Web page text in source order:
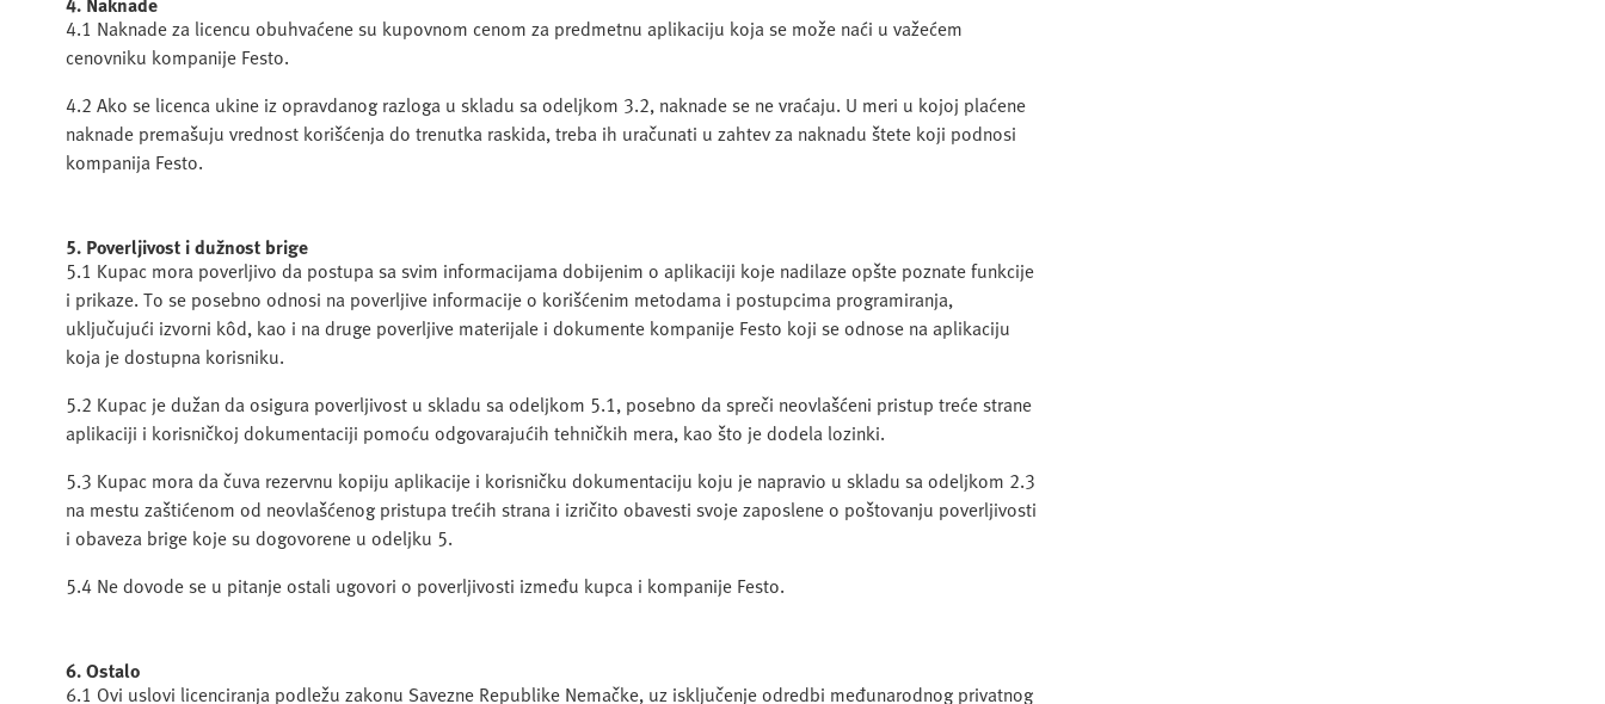
4.1 Naknade za licencu obuhvaćene su kupovnom cenom za predmetnu aplikaciju koja se može naći u važećem
cenovniku kompanije Festo.
4.2 Ako se licenca ukine iz opravdanog razloga u skladu sa odeljkom 3.2, naknade se ne vraćaju. U meri u kojoj plaćene
naknade premašuju vrednost korišćenja do trenutka raskida, treba ih uračunati u zahtev za naknadu štete koji podnosi
kompanija Festo.
5. Poverljivost i dužnost brige
5.1 Kupac mora poverljivo da postupa sa svim informacijama dobijenim o aplikaciji koje nadilaze opšte poznate funkcije
i prikaze. To se posebno odnosi na poverljive informacije o korišćenim metodama i postupcima programiranja,
uključujući izvorni kôd, kao i na druge poverljive materijale i dokumente kompanije Festo koji se odnose na aplikaciju
koja je dostupna korisniku.
5.2 Kupac je dužan da osigura poverljivost u skladu sa odeljkom 5.1, posebno da spreči neovlašćeni pristup treće strane
aplikaciji i korisničkoj dokumentaciji pomoću odgovarajućih tehničkih mera, kao što je dodela lozinki.
5.3 Kupac mora da čuva rezervnu kopiju aplikacije i korisničku dokumentaciju koju je napravio u skladu sa odeljkom 2.3
na mestu zaštićenom od neovlašćenog pristupa trećih strana i izričito obavesti svoje zaposlene o poštovanju poverljivosti
i obaveza brige koje su dogovorene u odeljku 5.
5.4 Ne dovode se u pitanje ostali ugovori o poverljivosti između kupca i kompanije Festo.
6. Ostalo
6.1 Ovi uslovi licenciranja podležu zakonu Savezne Republike Nemačke, uz isključenje odredbi međunarodnog privatnog